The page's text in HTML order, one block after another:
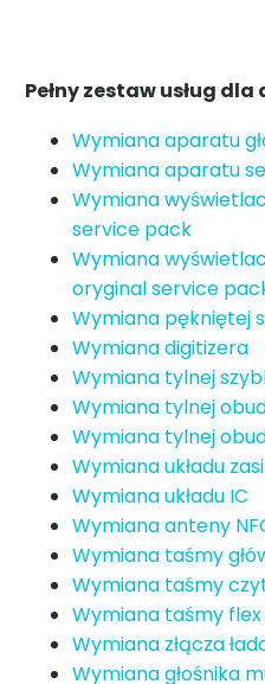
Pełny zestaw usług
Wymiana aparatu
Wymiana aparatu
Wymiana
service pack
Wymiana
oryginal service
Wymiana pękniętej
Wymiana digitizera
Wymiana tylnej
Wymiana tylnej
Wymiana tylnej
Wymiana układu
Wymiana układu IC
Wymiana anteny
Wymiana taśmy
Wymiana taśmy
Wymiana taśmy
Wymiana złącza
Wymiana głośnika